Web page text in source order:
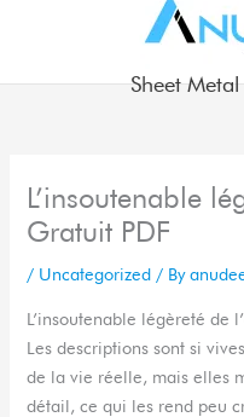
Sheet
L’insoutenable
Gratuit PDF
/ Uncategorized / By
L’insoutenable légèreté de
Les descriptions sont si
de la vie réelle, mais elles
détail, ce qui les rend peu